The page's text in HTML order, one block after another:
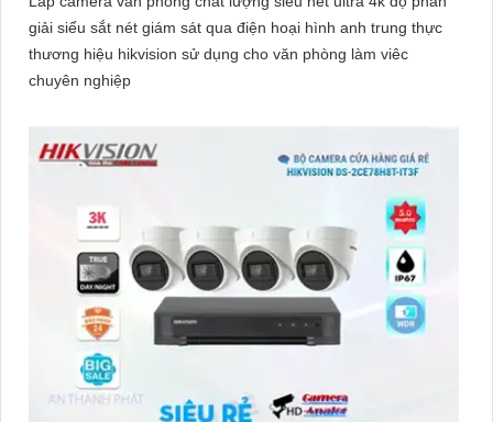
giải siểu sắt nét giám sát qua điện hoại hình anh trung thực
thương hiệu hikvision sử dụng cho văn phòng làm viêc
chuyên nghiệp